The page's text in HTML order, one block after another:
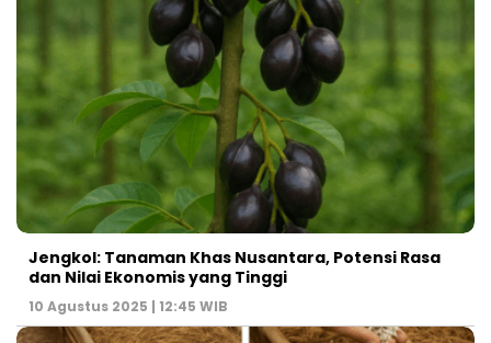
Jengkol: Tanaman Khas Nusantara, Potensi Rasa
dan Nilai Ekonomis yang Tinggi
10 Agustus 2025 | 12:45 WIB